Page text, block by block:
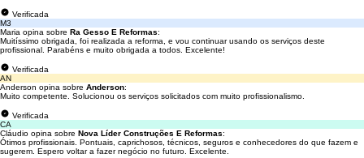
Verificada
M3
Maria opina sobre Ra Gesso E Reformas:
Muitíssimo obrigada, foi realizada a reforma, e vou continuar usando os serviços deste
profissional. Parabéns e muito obrigada a todos. Excelente!
Verificada
AN
Anderson opina sobre Anderson:
Muito competente. Solucionou os serviços solicitados com muito profissionalismo.
Verificada
CA
Cláudio opina sobre Nova Líder Construções E Reformas:
Ótimos profissionais. Pontuais, caprichosos, técnicos, seguros e conhecedores do que fazem e
sugerem. Espero voltar a fazer negócio no futuro. Excelente.